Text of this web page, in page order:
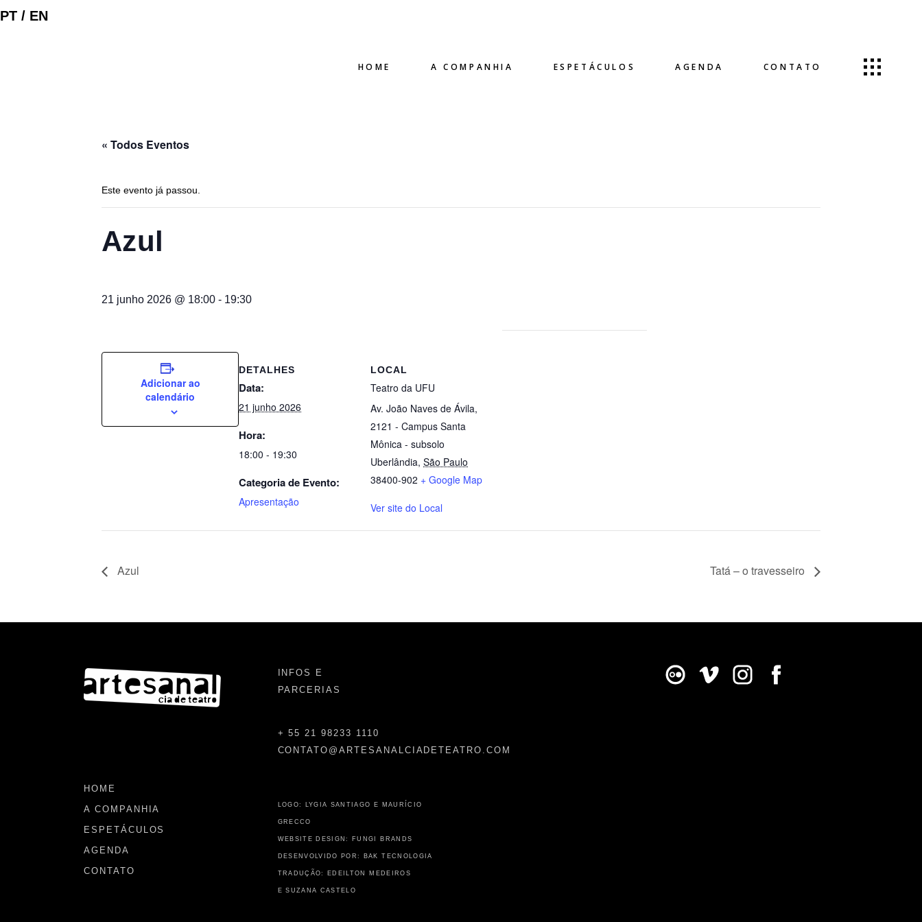
PT / EN
HOME A COMPANHIA ESPETÁCULOS AGENDA CONTATO
« Todos Eventos
Este evento já passou.
Azul
21 junho 2026 @ 18:00 - 19:30
Adicionar ao
calendário
DETALHES
Data:
21 junho 2026
Hora:
18:00 - 19:30
Categoria de Evento:
Apresentação
LOCAL
Teatro da UFU
Av. João Naves de Ávila,
2121 - Campus Santa
Mônica - subsolo
Uberlândia, São Paulo
38400-902 + Google Map
Ver site do Local
Azul Tatá – o travesseiro
HOME
A COMPANHIA
ESPETÁCULOS
AGENDA
CONTATO
INFOS E
PARCERIAS
+ 55 21 98233 1110
CONTATO@ARTESANALCIADETEATRO.COM
LOGO: LYGIA SANTIAGO E MAURÍCIO
GRECCO
WEBSITE DESIGN: FUNGI BRANDS
DESENVOLVIDO POR: BAK TECNOLOGIA
TRADUÇÃO: EDEILTON MEDEIROS
E SUZANA CASTELO